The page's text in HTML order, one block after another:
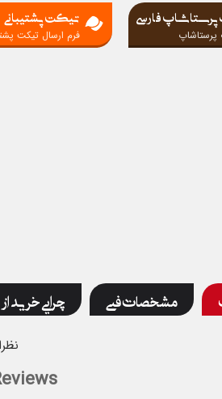
فارسی
پرستاشاپ
تیکت پشتیبانی
فرم ارسال تیکت
مشخصات فنی چرایی خرید